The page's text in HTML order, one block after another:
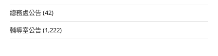
總務處公告(42)
輔導室公告(1,222)